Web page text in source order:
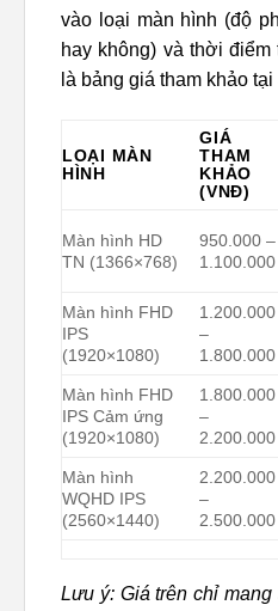
vào loại màn hình (độ
hay không) và thời
là bảng giá tham khảo
LOẠI MÀN
HÌNH
GIÁ
THAM
KHẢO
(VNĐ)
Màn hình HD
TN (1366×768)
950.000 –
1.100.000
Màn hình FHD
IPS
(1920×1080)
1.200.000
–
1.800.000
Màn hình FHD
IPS Cảm ứng
(1920×1080)
1.800.000
–
2.200.000
Màn hình
WQHD IPS
(2560×1440)
2.200.000
–
2.500.000
Lưu ý: Giá trên chỉ